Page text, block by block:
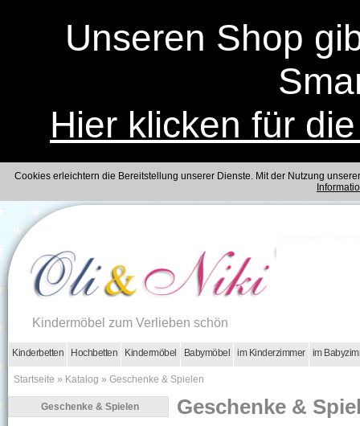
Unseren Shop
Hier klicken für
Cookies erleichtern die Bereitstellung unserer Dienste. Mit der Nutzung
Kindermöbel zum Verlieben schön
Kinderbetten Hochbetten Kindermöbel Babymöbel im Kinderzimmer im
Startseite » Katalog » Geschenke & Spielen
Geschenke & Spielen Geschenke &